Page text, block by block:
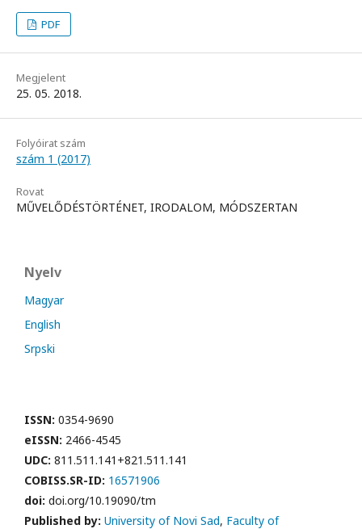
PDF
Megjelent
25. 05. 2018.
Folyóirat szám
szám 1 (2017)
Rovat
MŰVELŐDÉSTÖRTÉNET, IRODALOM, MÓDSZERTAN
Nyelv
Magyar
English
Srpski
ISSN: 0354-9690
eISSN: 2466-4545
UDC: 811.511.141+821.511.141
COBISS.SR-ID: 16571906
doi: doi.org/10.19090/tm
Published by: University of Novi Sad, Faculty of